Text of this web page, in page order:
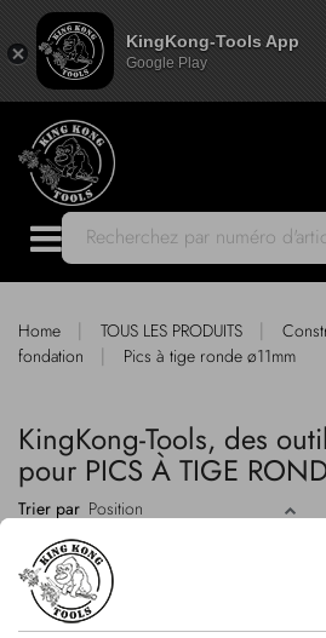
KingKong-Tools App
Google Play
Home | TOUS LES PRODUITS |
fondation
| Pics à tige ronde ø11mm
KingKong-Tools, des
pour PICS À TIGE
Trier par